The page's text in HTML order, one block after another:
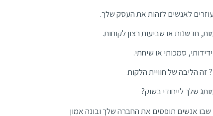
לאנשים לזהות את העסק שלך.
חדשנות או שביעות רצון לקוחות.
סמכותי או שיחתי.
הליבה של חוויית הלקוח.
שלך לייחודי בשוק?
אנשים תופסים את החברה שלך ובונה אמון